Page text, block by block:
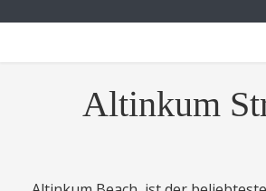
Altinkum